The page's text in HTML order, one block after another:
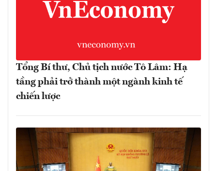
Tổng Bí thư, Chủ tịch nước Tô Lâm: Hạ
tầng phải trở thành một ngành kinh tế
chiến lược